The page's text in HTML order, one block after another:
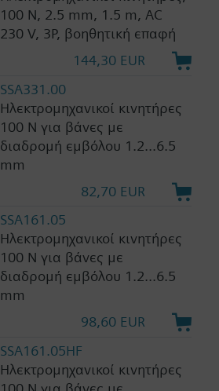
100 N, 2.5 mm, 1.5 m, AC
230 V, 3P, βοηθητική επαφή
144,30 EUR
SSA331.00
Ηλεκτρομηχανικοί κινητήρες
100 N για βάνες με
διαδρομή εμβόλου 1.2...6.5
mm
82,70 EUR
SSA161.05
Ηλεκτρομηχανικοί κινητήρες
100 N για βάνες με
διαδρομή εμβόλου 1.2...6.5
mm
98,60 EUR
SSA161.05HF
Ηλεκτρομηχανικοί κινητήρες